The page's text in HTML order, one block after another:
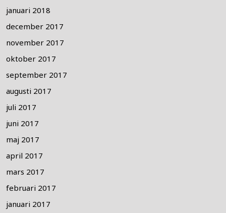
januari 2018
december 2017
november 2017
oktober 2017
september 2017
augusti 2017
juli 2017
juni 2017
maj 2017
april 2017
mars 2017
februari 2017
januari 2017